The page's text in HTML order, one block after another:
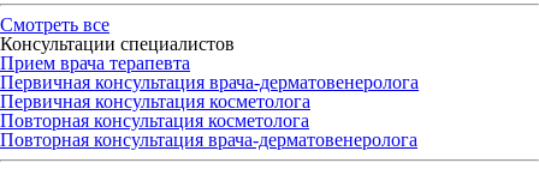
Смотреть все
Консультации специалистов
Прием врача терапевта
Первичная консультация врача-дерматовенеролога
Первичная консультация косметолога
Повторная консультация косметолога
Повторная консультация врача-дерматовенеролога